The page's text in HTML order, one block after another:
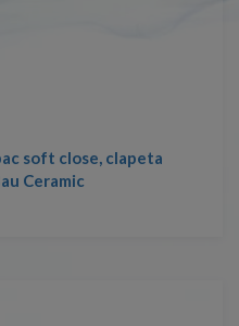
soft close, clapeta
Ceramic